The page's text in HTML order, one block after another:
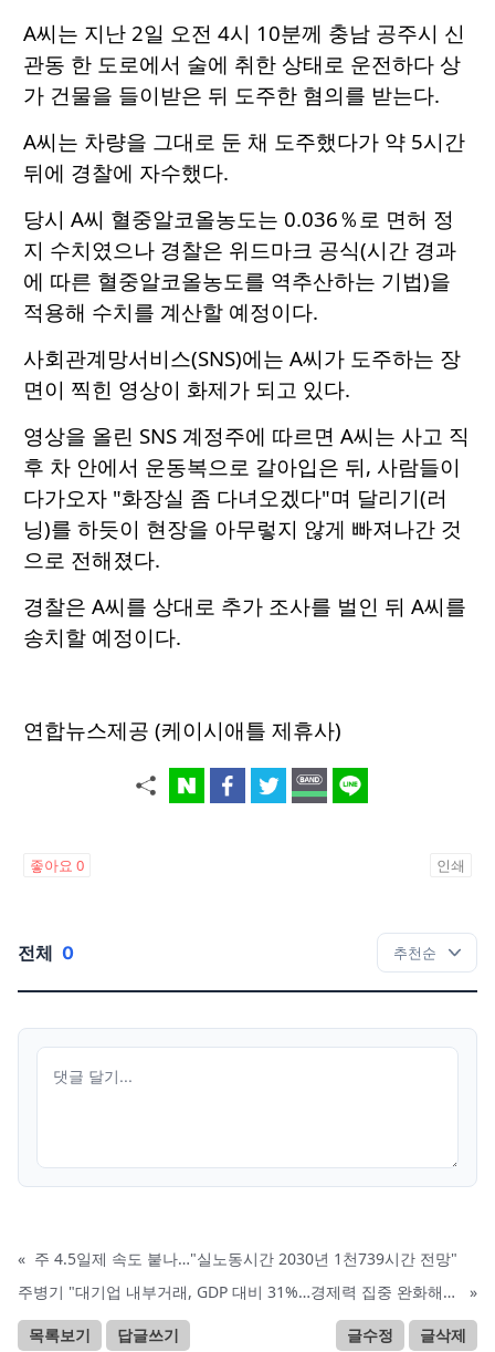
A씨는 지난 2일 오전 4시 10분께 충남 공주시 신
관동 한 도로에서 술에 취한 상태로 운전하다 상
가 건물을 들이받은 뒤 도주한 혐의를 받는다.
A씨는 차량을 그대로 둔 채 도주했다가 약 5시간
뒤에 경찰에 자수했다.
당시 A씨 혈중알코올농도는 0.036％로 면허 정
지 수치였으나 경찰은 위드마크 공식(시간 경과
에 따른 혈중알코올농도를 역추산하는 기법)을
적용해 수치를 계산할 예정이다.
사회관계망서비스(SNS)에는 A씨가 도주하는 장
면이 찍힌 영상이 화제가 되고 있다.
영상을 올린 SNS 계정주에 따르면 A씨는 사고 직
후 차 안에서 운동복으로 갈아입은 뒤, 사람들이
다가오자 "화장실 좀 다녀오겠다"며 달리기(러
닝)를 하듯이 현장을 아무렇지 않게 빠져나간 것
으로 전해졌다.
경찰은 A씨를 상대로 추가 조사를 벌인 뒤 A씨를
송치할 예정이다.
연합뉴스제공 (케이시애틀 제휴사)
좋아요 0 인쇄
전체 0
« 주 4.5일제 속도 붙나…"실노동시간 2030년 1천739시간 전망"
주병기 "대기업 내부거래, GDP 대비 31%…경제력 집중 완화해야"
»
목록보기 답글쓰기 글수정 글삭제